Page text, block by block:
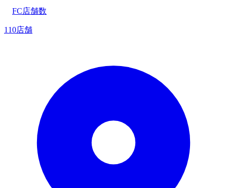
FC店舗数
110店舗